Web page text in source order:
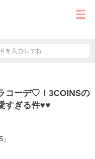
コーデ♡！3COINSの
すぎる件♥♥